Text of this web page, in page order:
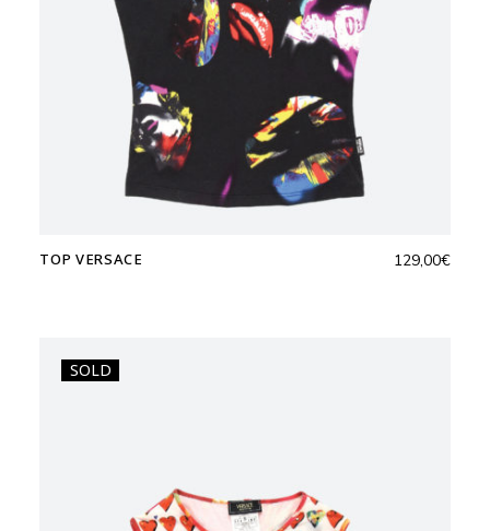
TOP VERSACE 129,00€
SOLD